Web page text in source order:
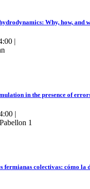
Why, how, and
|
in the presence of
|
1
fermianas colectivas: cómo la